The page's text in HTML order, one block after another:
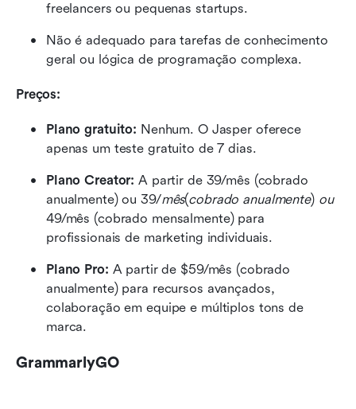
freelancers ou pequenas startups.
Não é adequado para tarefas de conhecimento
geral ou lógica de programação complexa.
Preços:
Plano gratuito: Nenhum. O Jasper oferece
apenas um teste gratuito de 7 dias.
Plano Creator: A partir de 39/mês (cobrado
anualmente) ou 39/mês(cobrado anualmente)
ou
49/mês (cobrado mensalmente) para
profissionais de marketing individuais.
Plano Pro: A partir de $59/mês (cobrado
anualmente) para recursos avançados,
colaboração em equipe e múltiplos tons de
marca.
GrammarlyGO